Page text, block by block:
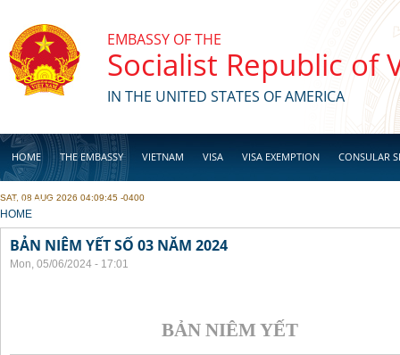
EMBASSY OF THE
Socialist Republic of
IN THE UNITED STATES OF AMERICA
HOME THE EMBASSY VIETNAM VISA VISA EXEMPTION CONSULAR
BUSINESS
SAT, 08 AUG 2026 04:09:45 -0400
YOU ARE HERE
HOME
BẢN NIÊM YẾT SỐ 03 NĂM 2024
Mon, 05/06/2024 - 17:01
BẢN NIÊM YẾT